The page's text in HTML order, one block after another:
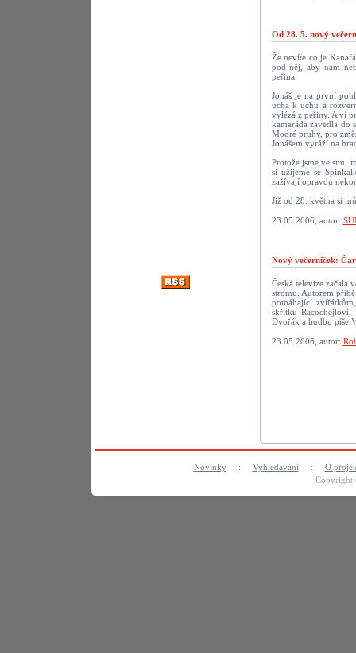
Od 28. 5. nový
Že nevíte co je
pod něj, aby nám
peřina.
Jonáš je na první
ucha k uchu a
vylézá z peřiny. A ví
kamaráda zavedla do
Modré pruhy, pro
Jonášem vyráží na
Protože jsme ve snu,
si užijeme se
zažívají opravdu
Již od 28. května si
23.05.2006, autor:
Nový večerníček:
Česká televize začala
stromu. Autorem
pomáhající
skřítku
Dvořák a hudbu píše
23.05.2006, autor:
Novinky: Vyhledávání: O
Copyright